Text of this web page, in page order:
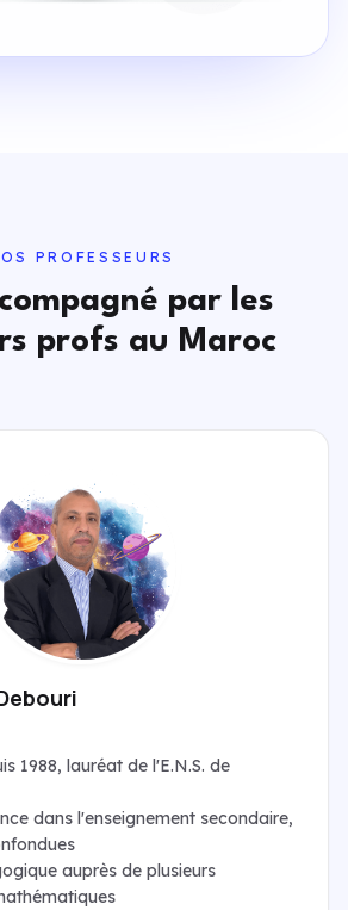
PROFESSEURS
par les
profs au Maroc
1988, lauréat de l'E.N.S. de
dans l'enseignement secondaire,
auprès de plusieurs